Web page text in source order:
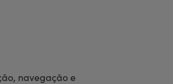
navegação e